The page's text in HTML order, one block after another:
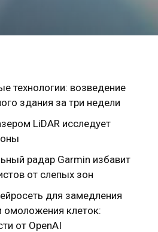
технологии: возведение
здания за три недели
LiDAR исследует
радар Garmin избавит
от слепых зон
для замедления
омоложения клеток:
от OpenAI